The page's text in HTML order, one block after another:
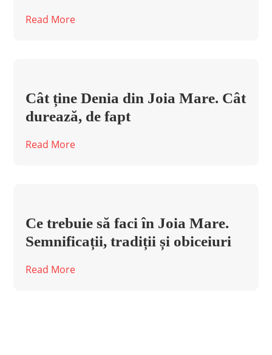
Read More
Cât ține Denia din Joia Mare. Cât
durează, de fapt
Read More
Ce trebuie să faci în Joia Mare.
Semnificații, tradiții și obiceiuri
Read More